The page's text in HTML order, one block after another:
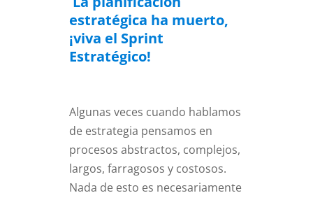
estratégica ha muerto,
¡viva el Sprint
Estratégico!
Algunas veces cuando hablamos
de estrategia pensamos en
procesos abstractos, complejos,
largos, farragosos y costosos.
Nada de esto es necesariamente